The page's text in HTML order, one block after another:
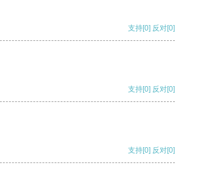
支持[0] 反对[0]
支持[0] 反对[0]
支持[0] 反对[0]